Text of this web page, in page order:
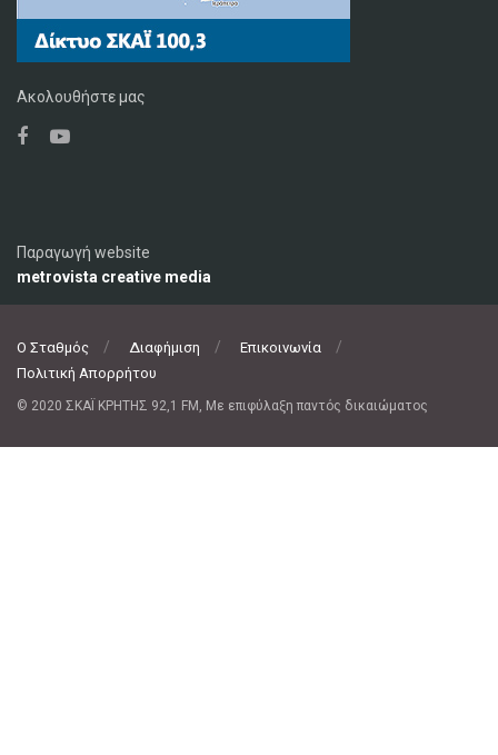
Ακολουθήστε μας
Παραγωγή website
metrovista creative media
Ο Σταθμός Διαφήμιση
Επικοινωνία
Πολιτική Απορρήτου
© 2020 ΣΚΑΪ ΚΡΗΤΗΣ 92,1 FM, Με επιφύλαξη παντός δικαιώματος